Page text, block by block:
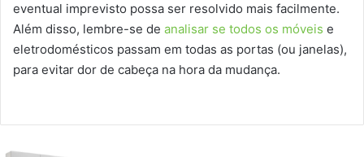
eventual imprevisto possa ser resolvido mais facilmente.
Além disso, lembre-se de analisar se todos os móveis e
eletrodomésticos passam em todas as portas (ou janelas),
para evitar dor de cabeça na hora da mudança.